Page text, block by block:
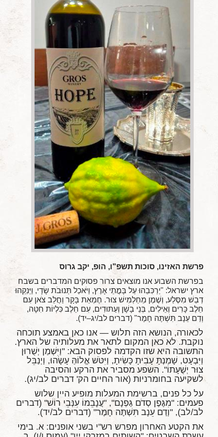
פרשת האזינו, סוכות תשפ"ו, הופ, יקב גרוס
בפרשת השבוע אנו מוצאים צרור פסוקים המדברים בשבח
ארץ ישראל: "יַרְכִּבֵהוּ עַל בָּמֳתֵי אָרֶץ, וַיֹּאכַל תְּנוּבֹת שָׂדָי, וַיֵּנִקֵהוּ
דְבַשׁ מִסֶּלַע, וְשֶׁמֶן מֵחַלְמִישׁ צוּר. חֶמְאַת בָּקָר וַחֲלֵב צֹאן עִם
חֵלֶב כָּרִים וְאֵילִים, בְּנֵי בָשָׁן וְעַתּוּדִים, עִם חֵלֶב כִּלְיוֹת חִטָּה,
וְדַם עֵנָב תִּשְׁתֶּה חָמֶר" (דברים לב/יג–יד).
לכאורה, הנושא הזה תלוש — אנו כאן באמצע תוכחה
נוקבת. לא כאן המקום לתאר את מעלותיה של הארץ.
התשובה היא שזו הקדמה לפסוק הבא: "וַיִּשְׁמַן יְשֻׁרוּן
וַיִּבְעָט, שָׁמַנְתָּ עָבִיתָ כָּשִׂיתָ, וַיִּטֹּשׁ אֱלוֹהַּ עָשָׂהוּ, וַיְנַבֵּל
צוּר יְשֻׁעָתוֹ". השפע מסביר את הרקע והסיבה
לשקיעה בחומרניות (אור החיים הק' דברים לב/יג).
על כל פנים, ברשימת המעלות מופיע היין שלוש
פעמים: "מִגֶּפֶן סְדֹם גַּפְנָם", "עֲנָבֵמוֹ עִנְּבֵי רוֹשׁ" (דברים
לב/לב), "וְדַם עֵנָב תִּשְׁתֶּה חָמֶר" (דברים לב/יד).
את הקטע האחרון מפרש רש"י בשני אופנים: א. בימי